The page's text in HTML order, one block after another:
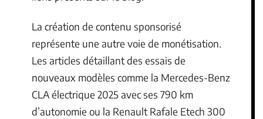
La création de contenu sponsorisé
représente une autre voie de monétisation.
Les articles détaillant des essais de
nouveaux modèles comme la Mercedes-Benz
CLA électrique 2025 avec ses 790 km
d’autonomie ou la Renault Rafale Etech 300